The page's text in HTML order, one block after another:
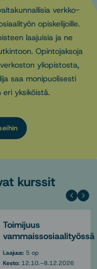
verkko-
opiskelijoille.
laajuisia ja ne
Opintojaksoja
yliopistosta,
saa monipuolisesti
yksiköistä.
kurssit
Toimijuus
vammaissosiaalityössä
Laajuus: 5 op
Kesto: 12.10.–8.12.2026